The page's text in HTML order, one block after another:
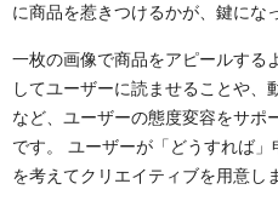
に商品を惹きつけるかが、鍵にな
一枚の画像で商品をアピールする
してユーザーに読ませることや、
など、ユーザーの態度変容をサポ
です。 ユーザーが「どうすれば
を考えてクリエイティブを用意し